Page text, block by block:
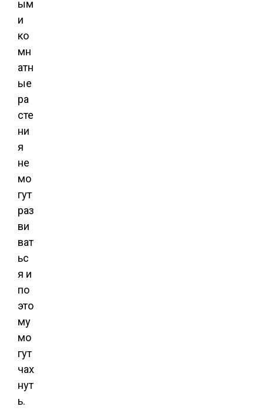
ым
и
ко
мн
атн
ые
ра
сте
ни
я
не
мо
гут
раз
ви
ват
ьс
я и
по
это
му
мо
гут
чах
нут
ь.